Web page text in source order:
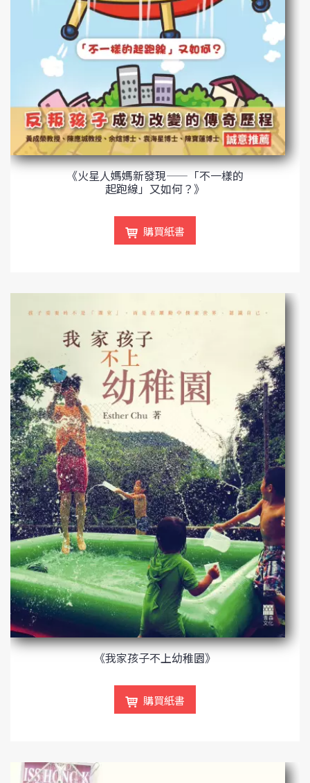
《火星人媽媽新發現——「不一樣的
起跑線」又如何？》
購買紙書
《我家孩子不上幼稚園》
購買紙書